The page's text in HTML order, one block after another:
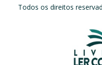
Todos os direitos